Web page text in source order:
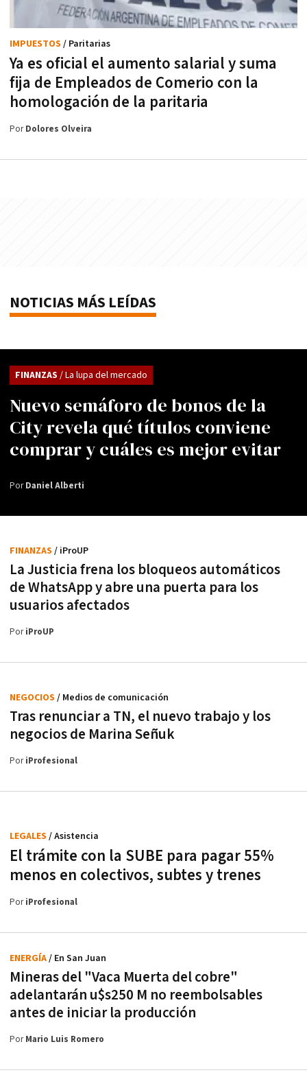
Ya es oficial el aumento salarial y suma
fija de Empleados de Comerio con la
homologación de la paritaria
IMPUESTOS / Paritarias
PorDolores Olveira
NOTICIAS MÁS LEÍDAS
Nuevo semáforo de bonos de la
City revela qué títulos conviene
comprar y cuáles es mejor evitar
FINANZAS / La lupa del mercado
PorDaniel Alberti
La Justicia frena los bloqueos automáticos
de WhatsApp y abre una puerta para los
usuarios afectados
FINANZAS / iProUP
PoriProUP
Tras renunciar a TN, el nuevo trabajo y los
negocios de Marina Señuk
NEGOCIOS / Medios de comunicación
PoriProfesional
El trámite con la SUBE para pagar 55%
menos en colectivos, subtes y trenes
LEGALES / Asistencia
PoriProfesional
Mineras del "Vaca Muerta del cobre"
adelantarán u$s250 M no reembolsables
antes de iniciar la producción
ENERGÍA/ En San Juan
PorMario Luis Romero